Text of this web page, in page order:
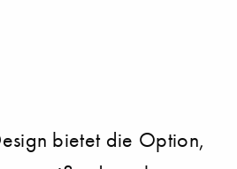
bietet die Option,